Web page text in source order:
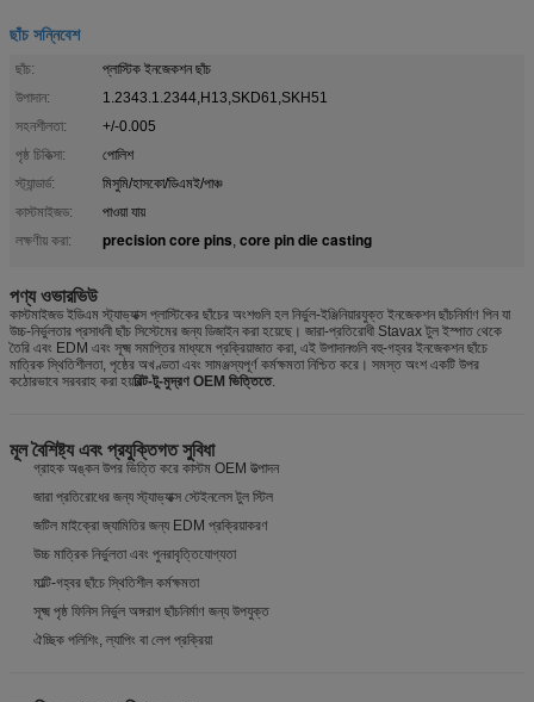
ছাঁচ সন্নিবেশ
ছাঁচ:
প্লাস্টিক ইনজেকশন ছাঁচ
উপাদান:
1.2343.1.2344,H13,SKD61,SKH51
সহনশীলতা:
+/-0.005
পৃষ্ঠ চিকিত্সা:
পোলিশ
স্ট্যান্ডার্ড:
মিসুমি/হাসকো/ডিএমই/পাঞ্চ
কাস্টমাইজড:
পাওয়া যায়
লক্ষণীয় করা:
precision core pins, core pin die casting
পণ্য ওভারভিউ
কাস্টমাইজড ইডিএম স্ট্যাভ্যাক্স প্লাস্টিকের ছাঁচের অংশগুলি হল নির্ভুল-ইঞ্জিনিয়ারযুক্ত ইনজেকশন ছাঁচনির্মাণ পিন যা
উচ্চ-নির্ভুলতার প্রসাধনী ছাঁচ সিস্টেমের জন্য ডিজাইন করা হয়েছে। জারা-প্রতিরোধী Stavax টুল ইস্পাত থেকে
তৈরি এবং EDM এবং সূক্ষ্ম সমাপ্তির মাধ্যমে প্রক্রিয়াজাত করা, এই উপাদানগুলি বহু-গহ্বর ইনজেকশন ছাঁচে
মাত্রিক স্থিতিশীলতা, পৃষ্ঠের অখণ্ডতা এবং সামঞ্জস্যপূর্ণ কর্মক্ষমতা নিশ্চিত করে। সমস্ত অংশ একটি উপর
কঠোরভাবে সরবরাহ করা হয়বিল্ট-টু-মুদ্রণ OEM ভিত্তিতে.
মূল বৈশিষ্ট্য এবং প্রযুক্তিগত সুবিধা
গ্রাহক অঙ্কন উপর ভিত্তি করে কাস্টম OEM উত্পাদন
জারা প্রতিরোধের জন্য স্ট্যাভ্যাক্স স্টেইনলেস টুল স্টিল
জটিল মাইক্রো জ্যামিতির জন্য EDM প্রক্রিয়াকরণ
উচ্চ মাত্রিক নির্ভুলতা এবং পুনরাবৃত্তিযোগ্যতা
মাল্টি-গহ্বর ছাঁচে স্থিতিশীল কর্মক্ষমতা
সূক্ষ্ম পৃষ্ঠ ফিনিস নির্ভুল অঙ্গরাগ ছাঁচনির্মাণ জন্য উপযুক্ত
ঐচ্ছিক পলিশিং, ল্যাপিং বা লেপ প্রক্রিয়া